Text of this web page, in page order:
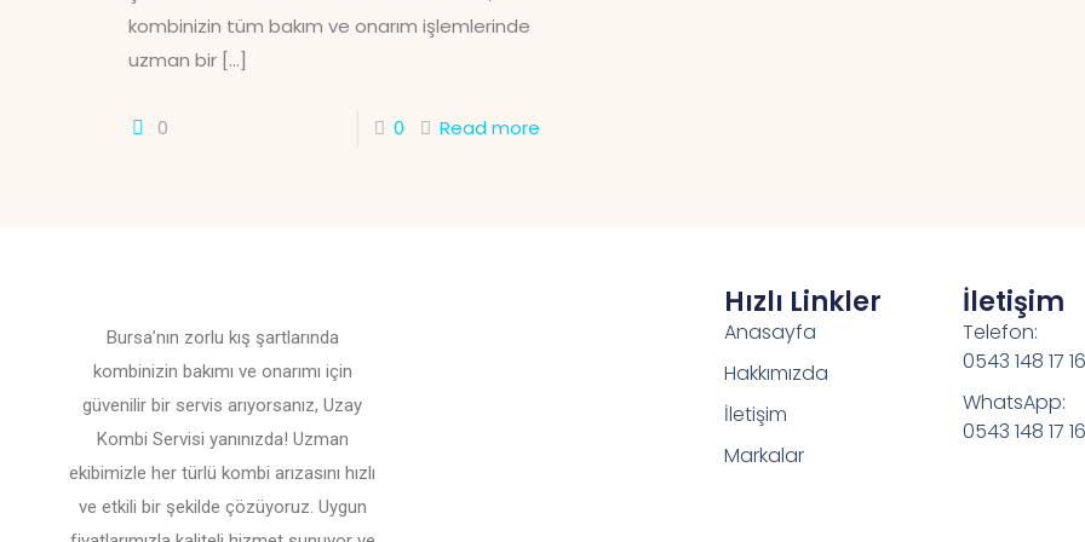
kombinizin tüm bakım ve onarım işlemlerinde
uzman bir[…]
0 0 Read more
Bursa’nın zorlu kış şartlarında
kombinizin bakımı ve onarımı için
güvenilir bir servis arıyorsanız, Uzay
Kombi Servisi yanınızda! Uzman
ekibimizle her türlü kombi arızasını hızlı
ve etkili bir şekilde çözüyoruz. Uygun
Hızlı Linkler
Anasayfa
Hakkımızda
İletişim
Markalar
İletişim
Telefon:
0543 148 17
WhatsApp:
0543 148 17